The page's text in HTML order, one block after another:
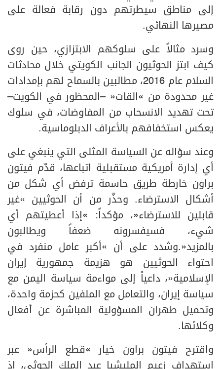
إلى مناطق سيطرتهم دون رقابة فعالة على
مصيرها النهائي.
وسرد مثالاً على سلوكهم الابتزازي، حين روى
كيف ابتز الحوثيون الجانب الكويتي خلال محادثات
السلام عام 2016، مطالبين بالسماح لهم بإمدادات
غير محدودة من «القات» –المحظور في الكويت–
تحت تهديد الانسحاب من المفاوضات، في سلوك
يعكس استخفافهم بالأعراف الدبلوماسية.
وعند سؤاله عن السياسة المثلى التي ينبغي على
أي إدارة أمريكية مستقبلية اتباعها، قدّم فيتون
براون خارطة طريق حاسمة ترفض أي شكل من
أشكال الاسترضاء. وحذّر من أن الحوثيين «غير
قابلين للاسترضاء»، مؤكداً: «إذا أعطيتهم أي
شيء، فسيفسرونه ضعفاً ويطالبون
بالمزيد».وشدد على أن «أكبر عامل منفرد في
احتواء الحوثيين هو هزيمة جمهورية إيران
الإسلامية»، داعياً إلى مواءمة سياسة اليمن مع
سياسة إيران، والتعامل مع الملفين كحزمة واحدة،
وتحميل طهران المسؤولية المباشرة عن أفعال
وكلائها.
واقترح فيتون براون خيار «قطع الرأس» عبر
استهداف زعيم المليشيا عبد الملك الحوثي، إذ